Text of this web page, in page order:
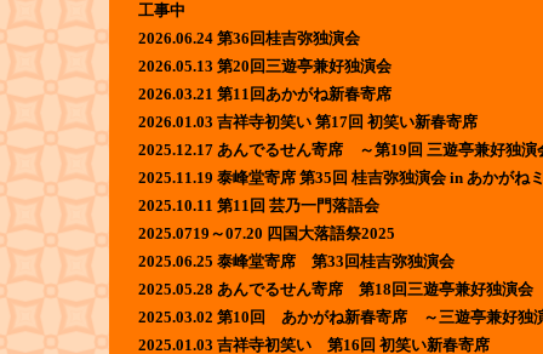
工事中
2026.06.24 第36回桂吉弥独演会
2026.05.13 第20回三遊亭兼好独演会
2026.03.21 第11回あかがね新春寄席
2026.01.03 吉祥寺初笑い 第17回 初笑い新春寄席
2025.12.17 あんでるせん寄席 ～第19回 三遊亭兼好独演
2025.11.19 泰峰堂寄席 第35回 桂吉弥独演会 in あかがね
2025.10.11 第11回 芸乃一門落語会
2025.0719～07.20 四国大落語祭2025
2025.06.25 泰峰堂寄席 第33回桂吉弥独演会
2025.05.28 あんでるせん寄席 第18回三遊亭兼好独演会
2025.03.02 第10回 あかがね新春寄席 ～三遊亭兼好
2025.01.03 吉祥寺初笑い 第16回 初笑い新春寄席